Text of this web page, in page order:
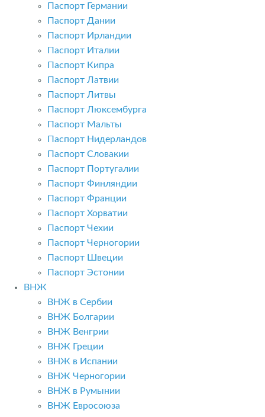
Паспорт Германии
Паспорт Дании
Паспорт Ирландии
Паспорт Италии
Паспорт Кипра
Паспорт Латвии
Паспорт Литвы
Паспорт Люксембурга
Паспорт Мальты
Паспорт Нидерландов
Паспорт Словакии
Паспорт Португалии
Паспорт Финляндии
Паспорт Франции
Паспорт Хорватии
Паспорт Чехии
Паспорт Черногории
Паспорт Швеции
Паспорт Эстонии
ВНЖ
ВНЖ в Сербии
ВНЖ Болгарии
ВНЖ Венгрии
ВНЖ Греции
ВНЖ в Испании
ВНЖ Черногории
ВНЖ в Румынии
ВНЖ Евросоюза